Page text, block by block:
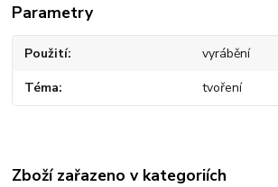
Parametry
Použití vyrábění
Téma tvoření
Zboží zařazeno v kategoriích